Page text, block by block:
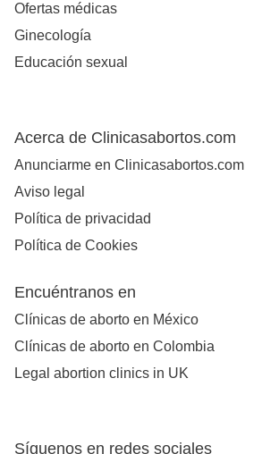
Ofertas médicas
Ginecología
Educación sexual
Acerca de Clinicasabortos.com
Anunciarme en Clinicasabortos.com
Aviso legal
Política de privacidad
Política de Cookies
Encuéntranos en
Clínicas de aborto en México
Clínicas de aborto en Colombia
Legal abortion clinics in UK
Síguenos en redes sociales